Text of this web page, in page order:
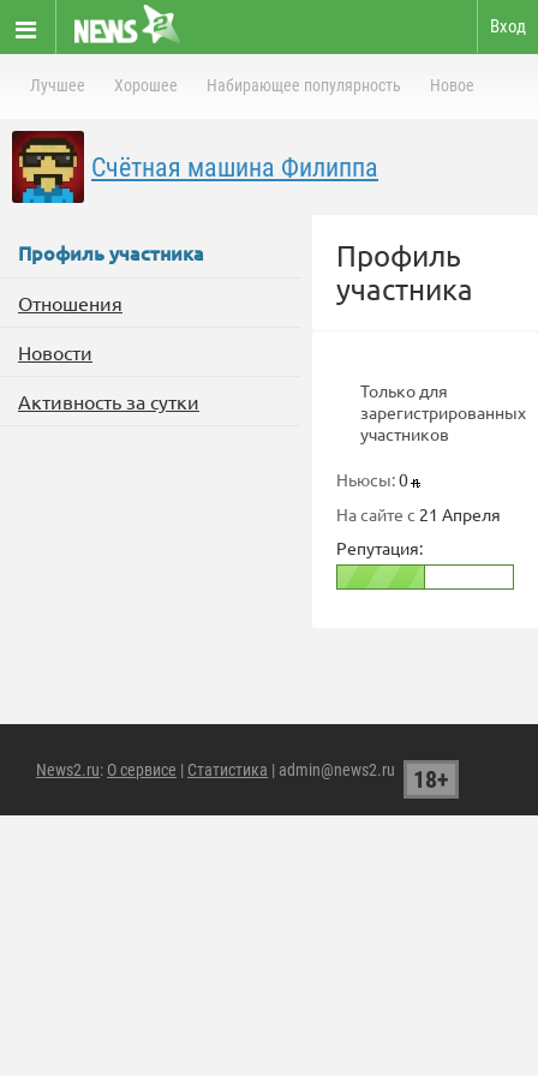
Вход
Лучшее Хорошее Набирающее популярность Новое
Счётная машина Филиппа
Профиль участника
Отношения
Новости
Активность за сутки
Профиль
участника
Только для
зарегистрированных
участников
Ньюсы:0
На сайте с 21 Апреля
Репутация:
News2.ru: О сервисе | Статистика | admin@news2.ru 18+